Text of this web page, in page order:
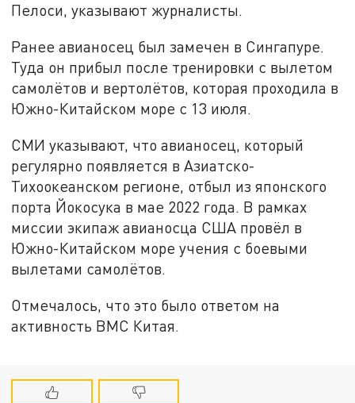
Пелоси, указывают журналисты.
Ранее авианосец был замечен в Сингапуре.
Туда он прибыл после тренировки с вылетом
самолётов и вертолётов, которая проходила в
Южно-Китайском море с 13 июля.
СМИ указывают, что авианосец, который
регулярно появляется в Азиатско-
Тихоокеанском регионе, отбыл из японского
порта Йокосука в мае 2022 года. В рамках
миссии экипаж авианосца США провёл в
Южно-Китайском море учения с боевыми
вылетами самолётов.
Отмечалось, что это было ответом на
активность ВМС Китая.